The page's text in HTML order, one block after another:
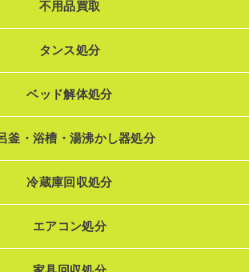
不用品買取
タンス処分
ベッド解体処分
釜・浴槽・湯沸かし器処分
冷蔵庫回収処分
エアコン処分